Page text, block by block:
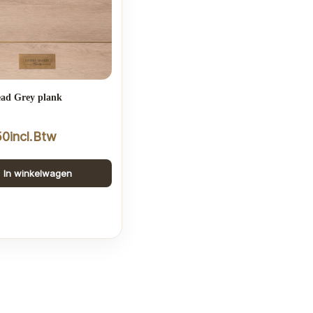
Grey plank
incl.Btw
In winkelwagen